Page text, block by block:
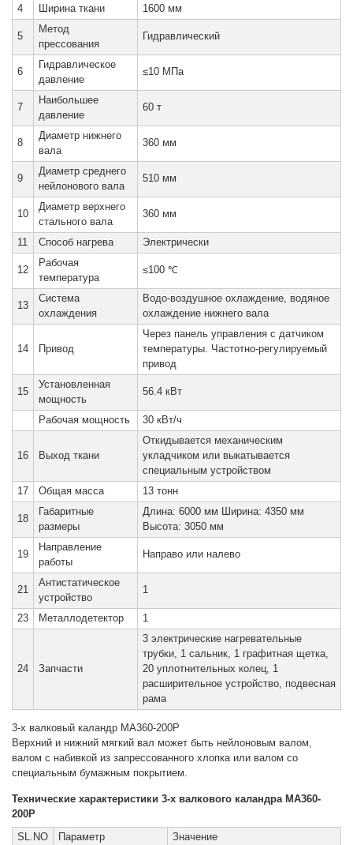
4
Ширина ткани 1600 мм
5
Метод
прессования
Гидравлический
6
Гидравлическое
давление
≤10 МПа
7
Наибольшее
давление
60 т
8
Диаметр нижнего
вала
360 мм
9
Диаметр среднего
нейлонового вала
510 мм
10
Диаметр верхнего
стального вала
360 мм
11 Способ нагрева Электрически
12
Рабочая
температура
≤100 ℃
13
Система
охлаждения
Водо-воздушное охлаждение, водяное
охлаждение нижнего вала
14 Привод
Через панель управления с датчиком
температуры. Частотно-регулируемый
привод
15
Установленная
мощность
56.4 кВт
Рабочая мощность 30 кВт/ч
16 Выход ткани
Откидывается механическим
укладчиком или выкатывается
специальным устройством
17
Общая масса 13 тонн
18
Габаритные
размеры
Длина: 6000 мм Ширина: 4350 мм
Высота: 3050 мм
19
Направление
работы
Направо или налево
21
Антистатическое
устройство
1
23 Металлодетектор 1
24 Запчасти
3 электрические нагревательные
трубки, 1 сальник, 1 графитная щетка,
20 уплотнительных колец, 1
расширительное устройство, подвесная
рама
3-х валковый каландр MA360-200P
Верхний и нижний мягкий вал может быть нейлоновым валом,
валом с набивкой из запрессованного хлопка или валом со
специальным бумажным покрытием.
Технические характеристики 3-х валкового каландра MA360-
200P
SL.NO Параметр Значение